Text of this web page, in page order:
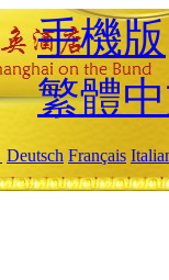
手機版
繁體
Deutsch Français